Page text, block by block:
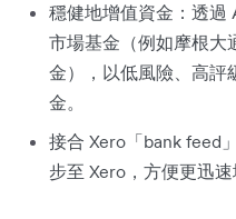
穩健地增值資金：透過
市場基金（例如摩根大
金），以低風險、高評
金。
接合 Xero「bank feed
步至 Xero，方便更迅速